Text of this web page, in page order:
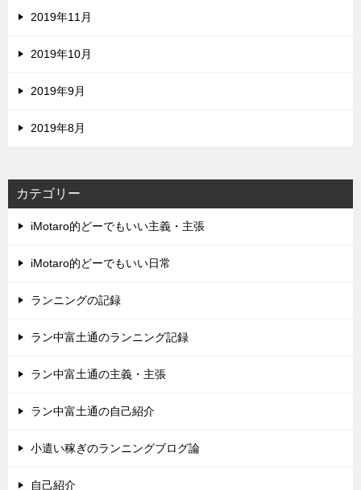
2019年11月
2019年10月
2019年9月
2019年8月
カテゴリー
iMotaro的どーでもいい主義・主張
iMotaro的どーでもいい日常
ランニングの記録
ラン中富土通のランニング記録
ラン中富土通の主義・主張
ラン中富土通の自己紹介
小遣い稼ぎのランニングブログ論
自己紹介